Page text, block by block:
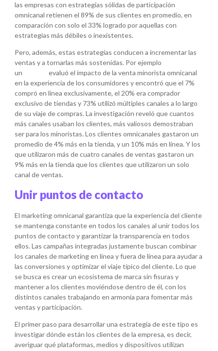
las empresas con estrategias sólidas de participación
omnicanal retienen el 89% de sus clientes en promedio, en
comparación con solo el 33% logrado por aquellas con
estrategias más débiles o inexistentes.
Pero, además, estas estrategias conducen a incrementar las
ventas y a tornarlas más sostenidas. Por ejemplo
un
evaluó el impacto de la venta minorista omnicanal
en la experiencia de los consumidores y encontró que el 7%
compró en línea exclusivamente, el 20% era comprador
exclusivo de tiendas y 73% utilizó múltiples canales a lo largo
de su viaje de compras. La investigación reveló que cuantos
más canales usaban los clientes, más valiosos demostraban
ser para los minoristas. Los clientes omnicanales gastaron un
promedio de 4% más en la tienda, y un 10% más en línea. Y los
que utilizaron más de cuatro canales de ventas gastaron un
9% más en la tienda que los clientes que utilizaron un solo
canal de ventas.
Unir puntos de contacto
El marketing omnicanal garantiza que la experiencia del cliente
se mantenga constante en todos los canales al unir todos los
puntos de contacto y garantizar la transparencia en todos
ellos. Las campañas integradas justamente buscan combinar
los canales de marketing en línea y fuera de línea para ayudar a
las conversiones y optimizar el viaje típico del cliente. Lo que
se busca es crear un ecosistema de marca sin fisuras y
mantener a los clientes moviéndose dentro de él, con los
distintos canales trabajando en armonía para fomentar más
ventas y participación.
El primer paso para desarrollar una estrategia de este tipo es
investigar dónde están los clientes de la empresa, es decir,
averiguar qué plataformas, medios y dispositivos utilizan